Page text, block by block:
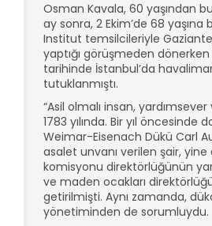
Osman Kavala, 60 yaşından
ay sonra, 2 Ekim’de 68
Institut temsilcileriyle
yaptığı görüşmeden dönerken
tarihinde İstanbul’da
tutuklanmıştı.
“Asil olmalı insan,
1783 yılında. Bir yıl öncesinde
Weimar-Eisenach Dükü Carl
asalet unvanı verilen şair, yine
komisyonu direktörlüğünün
ve maden ocakları
getirilmişti. Aynı zamanda,
yönetiminden de sorumluydu.